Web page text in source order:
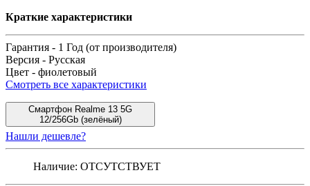
Краткие характеристики
Гарантия - 1 Год (от производителя)
Версия - Русская
Цвет - фиолетовый
Смотреть все характеристики
Смартфон Realme 13 5G
12/256Gb (зелёный)
Нашли дешевле?
Наличие: ОТСУТСТВУЕТ